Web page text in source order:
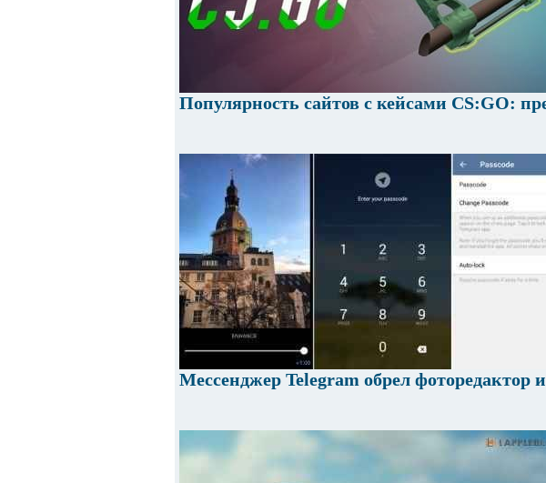
Популярность сайтов с кейсами CS:GO:
Мессенджер Telegram обрел фоторедактор